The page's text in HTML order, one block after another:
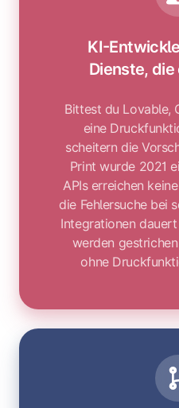
KI-
Dienste,
Bittest du Lovable,
eine
scheitern die
Print wurde 2021
APIs erreichen
die Fehlersuche bei
Integrationen
werden
ohne